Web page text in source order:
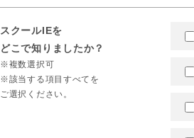
スクールIEを
どこで知りましたか？
※複数選択可
※該当する項目すべてを
ご選択ください。